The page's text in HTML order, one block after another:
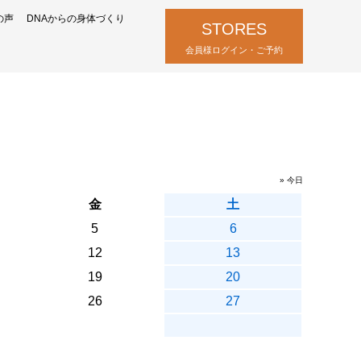
声 DNAからの身体づくり
STORES
会員様ログイン・ご予約
» 今日
金
土
5
6
12
13
19
20
26
27